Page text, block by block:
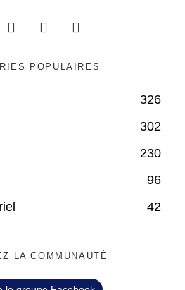
POPULAIRES
326
302
230
96
42
LA COMMUNAUTÉ